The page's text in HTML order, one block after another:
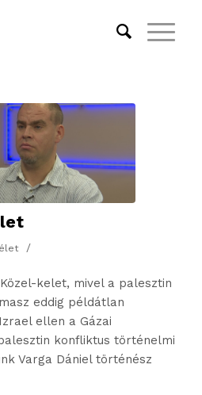
/
kelet, mivel a palesztin
eddig példátlan
ellen a Gázai
konfliktus történelmi
Varga Dániel történész